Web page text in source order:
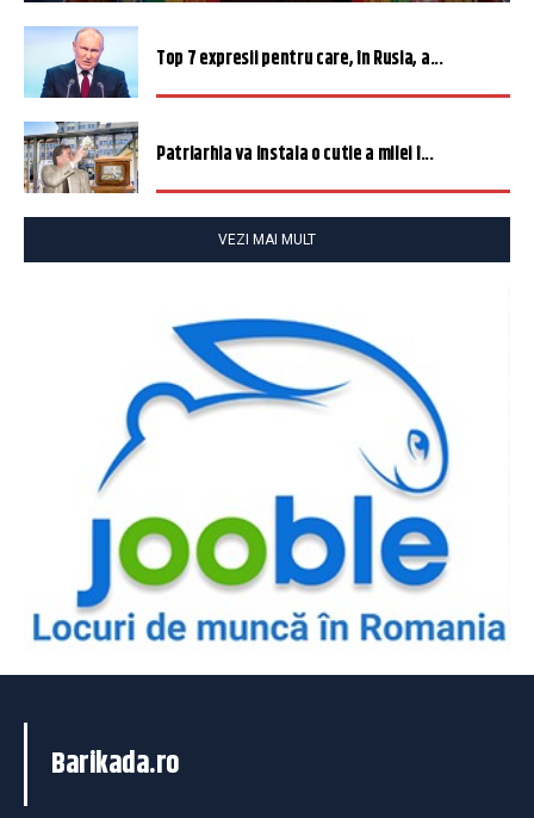
Top 7 expresii pentru care, în Rusia, a...
Patriarhia va instala o cutie a milei î...
VEZI MAI MULT
Barikada.ro